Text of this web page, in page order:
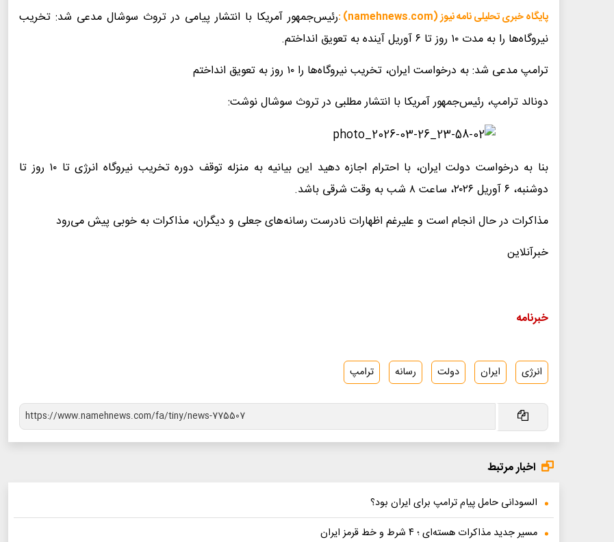
پایگاه خبری تحلیلی نامه نیوز (namehnews.com) :
رئیس‌جمهور آمریکا با انتشار پیامی در تروث سوشال مدعی شد: تخریب
نیروگاه‌ها را به مدت ۱۰ روز تا ۶ آوریل آینده به تعویق انداختم.
ترامپ مدعی شد: به درخواست ایران، تخریب نیروگاه‌ها را ۱۰ روز به تعویق انداختم
دونالد ترامپ، رئیس‌جمهور آمریکا با انتشار مطلبی در تروث سوشال نوشت:
بنا به درخواست دولت ایران، با احترام اجازه دهید این بیانیه به منزله توقف دوره تخریب نیروگاه انرژی تا ۱۰ روز تا
دوشنبه، ۶ آوریل ۲۰۲۶، ساعت ۸ شب به وقت شرقی باشد.
مذاکرات در حال انجام است و علیرغم اظهارات نادرست رسانه‌های جعلی و دیگران، مذاکرات به خوبی پیش می‌رود
خبرآنلاین
خبرنامه
انرژی ایران دولت رسانه ترامپ
اخبار مرتبط
السودانی حامل پیام ترامپ برای ایران بود؟
مسیر جدید مذاکرات هسته‌ای ؛ ۴ شرط و خط قرمز ایران